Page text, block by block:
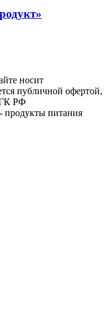
носит
публичной офертой,
ГК РФ
питания